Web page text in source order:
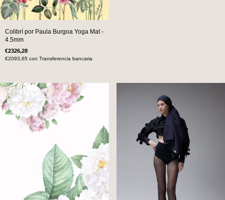
Colibrí por Paula Burgoa Yoga Mat -
4.5mm
€2326,28
€2093,65 con Transferencia bancaria